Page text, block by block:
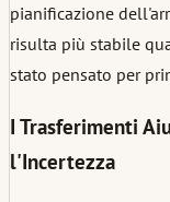
pianificazione
risulta più stabile
stato pensato per
I Trasferimenti
l'Incertezza